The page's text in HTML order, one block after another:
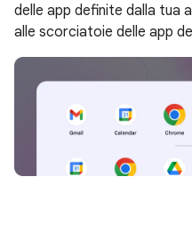
delle app definite dalla tua
alle scorciatoie delle app